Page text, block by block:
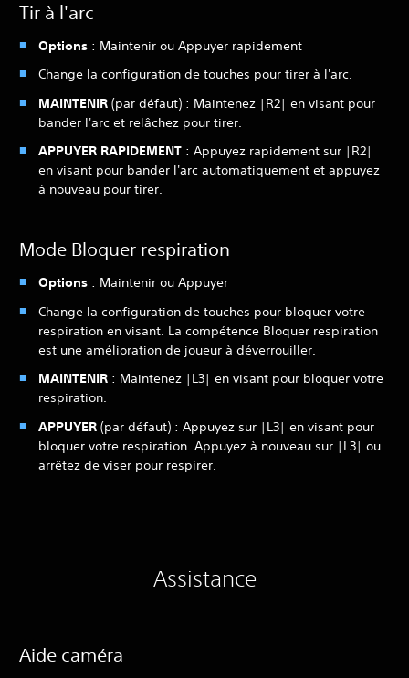
Tir à l'arc
Options : Maintenir ou Appuyer rapidement
Change la configuration de touches pour tirer à l'arc.
MAINTENIR (par défaut) : Maintenez |R2| en visant pour
bander l'arc et relâchez pour tirer.
APPUYER RAPIDEMENT : Appuyez rapidement sur |R2|
en visant pour bander l'arc automatiquement et appuyez
à nouveau pour tirer.
Mode Bloquer respiration
Options : Maintenir ou Appuyer
Change la configuration de touches pour bloquer votre
respiration en visant. La compétence Bloquer respiration
est une amélioration de joueur à déverrouiller.
MAINTENIR : Maintenez |L3| en visant pour bloquer votre
respiration.
APPUYER (par défaut) : Appuyez sur |L3| en visant pour
bloquer votre respiration. Appuyez à nouveau sur |L3| ou
arrêtez de viser pour respirer.
Assistance
Aide caméra